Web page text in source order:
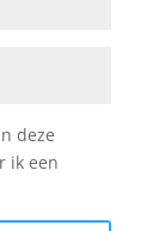
deze
ik een